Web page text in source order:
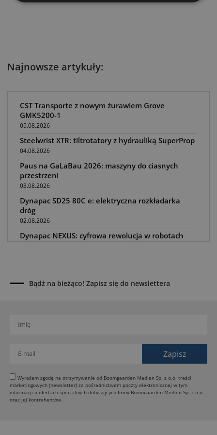
Najnowsze artykuły:
CST Transporte z nowym żurawiem Grove
GMK5200-1
05.08.2026
Steelwrist XTR: tiltrotatory z hydrauliką SuperProp
04.08.2026
Paus na GaLaBau 2026: maszyny do ciasnych
przestrzeni
03.08.2026
Dynapac SD25 80C e: elektryczna rozkładarka
dróg
02.08.2026
Dynapac NEXUS: cyfrowa rewolucja w robotach
177 BVO-5 PL
30.07.2026
29.07.2026
HIMOINSA na IRE Maastricht: mobilna energia dla
rentalu
28.07.2026
INSTATIQ P1: Putzmeister pokazuje drukarkę 3D
Bądź na bieżąco! Zapisz się do newslettera
Wyrażam zgodę na otrzymywanie od Boomgaarden Medien Sp. z o.o. treści
marketingowych (newsletter) za pośrednictwem poczty elektronicznej w tym
informacji o ofertach specjalnych dotyczących firmy Boomgaarden Medien Sp. z o.o.
oraz jej kontrahentów.